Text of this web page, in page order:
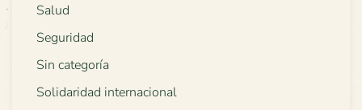
Salud
Seguridad
Sin categoría
Solidaridad internacional